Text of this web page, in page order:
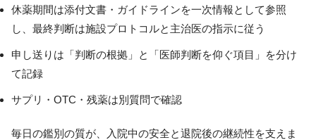
休薬期間は添付文書・ガイドラインを一次情報として参照
し、最終判断は施設プロトコルと主治医の指示に従う
申し送りは「判断の根拠」と「医師判断を仰ぐ項目」を分け
て記録
サプリ・OTC・残薬は別質問で確認
毎日の鑑別の質が、入院中の安全と退院後の継続性を支えま